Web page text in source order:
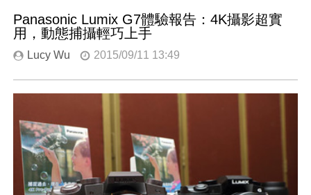
Panasonic Lumix G7體驗報告：4K攝影超實
用，動態捕攝輕巧上手
Lucy Wu 2015/09/11 13:49